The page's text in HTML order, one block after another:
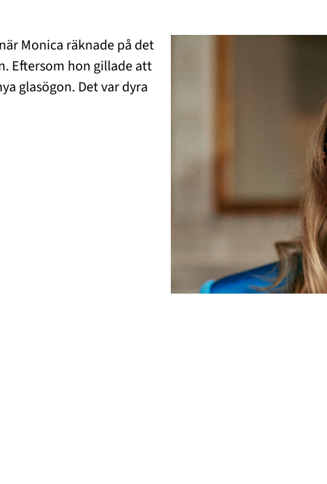
Monica räknade på det
Eftersom hon gillade att
glasögon. Det var dyra